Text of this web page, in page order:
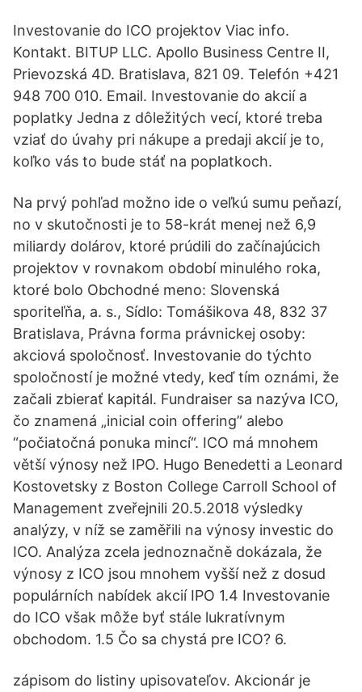
Investovanie do ICO projektov Viac info.
Kontakt. BITUP LLC. Apollo Business Centre II,
Prievozská 4D. Bratislava, 821 09. Telefón +421
948 700 010. Email. Investovanie do akcií a
poplatky Jedna z dôležitých vecí, ktoré treba
vziať do úvahy pri nákupe a predaji akcií je to,
koľko vás to bude stáť na poplatkoch.
Na prvý pohľad možno ide o veľkú sumu peňazí,
no v skutočnosti je to 58-krát menej než 6,9
miliardy dolárov, ktoré prúdili do začínajúcich
projektov v rovnakom období minulého roka,
ktoré bolo Obchodné meno: Slovenská
sporiteľňa, a. s., Sídlo: Tomášikova 48, 832 37
Bratislava, Právna forma právnickej osoby:
akciová spoločnosť. Investovanie do týchto
spoločností je možné vtedy, keď tím oznámi, že
začali zbierať kapitál. Fundraiser sa nazýva ICO,
čo znamená „inicial coin offering” alebo
“počiatočná ponuka mincí“. ICO má mnohem
větší výnosy než IPO. Hugo Benedetti a Leonard
Kostovetsky z Boston College Carroll School of
Management zveřejnili 20.5.2018 výsledky
analýzy, v níž se zaměřili na výnosy investic do
ICO. Analýza zcela jednoznačně dokázala, že
výnosy z ICO jsou mnohem vyšší než z dosud
populárních nabídek akcií IPO 1.4 Investovanie
do ICO však môže byť stále lukratívnym
obchodom. 1.5 Čo sa chystá pre ICO? 6.
zápisom do listiny upisovateľov. Akcionár je